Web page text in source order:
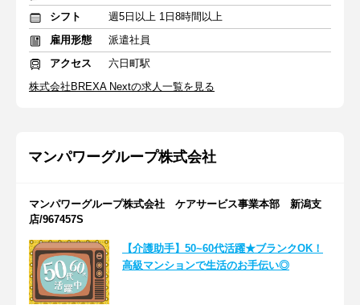
シフト
週5日以上 1日8時間以上
雇用形態
派遣社員
アクセス
六日町駅
株式会社BREXA Nextの求人一覧を見る
マンパワーグループ株式会社
マンパワーグループ株式会社 ケアサービス事業本部 新潟支
店/967457S
【介護助手】50~60代活躍★ブランクOK！
高級マンションで生活のお手伝い◎